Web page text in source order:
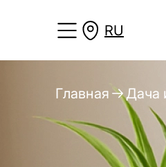
RU
Главная Дача